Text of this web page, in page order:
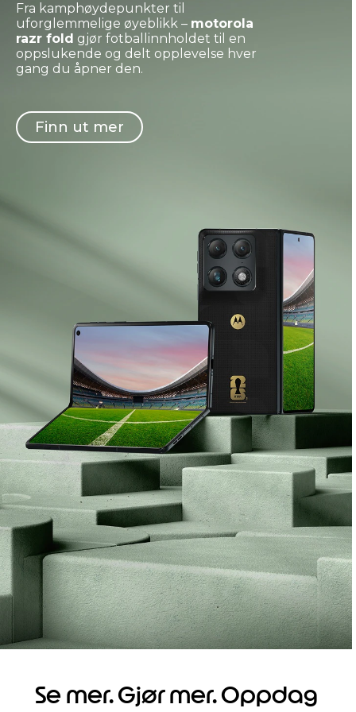
Fra kamphøydepunkter til
uforglemmelige øyeblikk – motorola
razr fold gjør fotballinnholdet til en
oppslukende og delt opplevelse hver
gang du åpner den.
Finn ut mer
Se mer. Gjør mer. Oppdag